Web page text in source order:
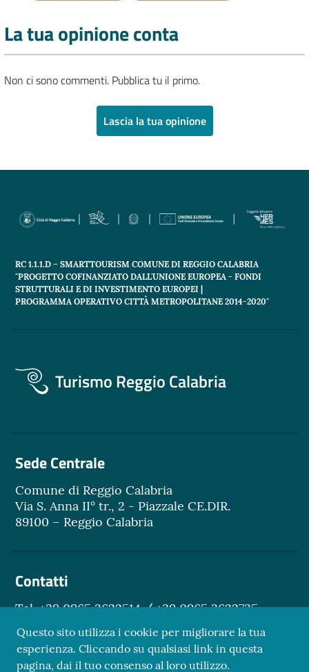
La tua opinione conta
Non ci sono commenti. Pubblica tu il primo.
Lascia la tua opinione
RC 1.1.1.D – SMARTTOURISM COMUNE DI REGGIO CALABRIA
"PROGETTO COFINANZIATO DALL'UNIONE EUROPEA - FONDI
STRUTTURALI E DI INVESTIMENTO EUROPEI |
PROGRAMMA OPERATIVO CITTÀ METROPOLITANE 2014-2020"
Turismo Reggio Calabria
Sede Centrale
Comune di Reggio Calabria
Via S. Anna II° tr., 2 - Piazzale CE.DIR.
89100 – Reggio Calabria
Contatti
Tel. +39 0965 3622514 / +39 0965 3622735
turismo@reggiocal.it
Questo sito utilizza i cookie per migliorare la tua
esperienza. Cliccando su qualsiasi link in questa
pagina, dai il tuo consenso al loro utilizzo.